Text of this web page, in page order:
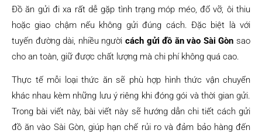
Đồ ăn gửi đi xa rất dễ gặp tình trạng móp méo, đổ vỡ, ôi thiu
hoặc giao chậm nếu không gửi đúng cách. Đặc biệt là với
tuyến đường dài, nhiều người cách gửi đồ ăn vào Sài Gòn sao
cho an toàn, giữ được chất lượng mà chi phí không quá cao.
Thực tế mỗi loại thức ăn sẽ phù hợp hình thức vận chuyển
khác nhau kèm những lưu ý riêng khi đóng gói và thời gian gửi.
Trong bài viết này, bài viết này sẽ hướng dẫn chi tiết cách gửi
đồ ăn vào Sài Gòn, giúp hạn chế rủi ro và đảm bảo hàng đến